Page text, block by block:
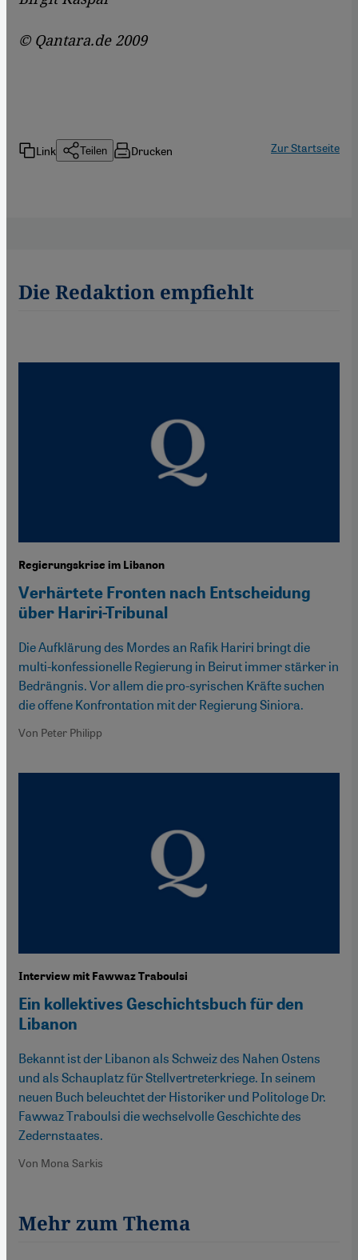
© Qantara.de 2009
Link Teilen Drucken Zur Startseite
Die Redaktion empfiehlt
Regierungskrise im Libanon
Verhärtete Fronten nach Entscheidung
über Hariri-Tribunal
Die Aufklärung des Mordes an Rafik Hariri bringt die
multi-konfessionelle Regierung in Beirut immer stärker in
Bedrängnis. Vor allem die pro-syrischen Kräfte suchen
die offene Konfrontation mit der Regierung Siniora.
Von Peter Philipp
Interview mit Fawwaz Traboulsi
Ein kollektives Geschichtsbuch für den
Libanon
Bekannt ist der Libanon als Schweiz des Nahen Ostens
und als Schauplatz für Stellvertreterkriege. In seinem
neuen Buch beleuchtet der Historiker und Politologe Dr.
Fawwaz Traboulsi die wechselvolle Geschichte des
Zedernstaates.
Von Mona Sarkis
Mehr zum Thema